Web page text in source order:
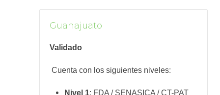
Guanajuato
Validado
Cuenta con los siguientes niveles:
Nivel 1: FDA / SENASICA / CT-PAT